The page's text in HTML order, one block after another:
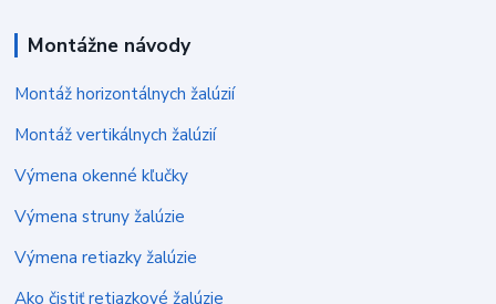
Montážne návody
Montáž horizontálnych žalúzií
Montáž vertikálnych žalúzií
Výmena okenné kľučky
Výmena struny žalúzie
Výmena retiazky žalúzie
Ako čistiť retiazkové žalúzie